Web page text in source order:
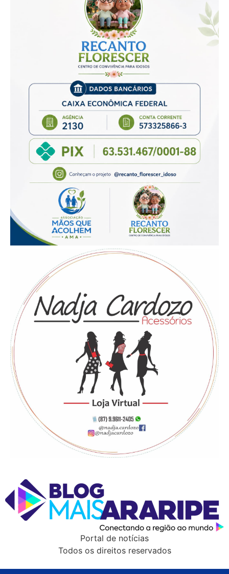
Portal de notícias
Todos os direitos reservados